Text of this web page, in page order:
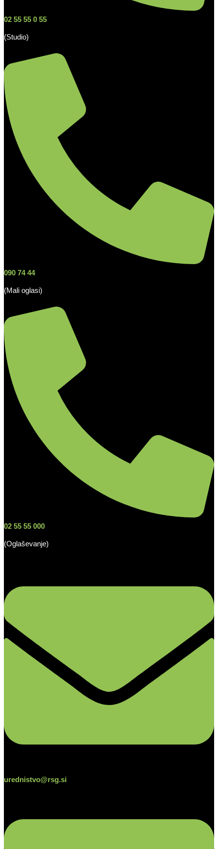
02 55 55 0 55
(Studio)
090 74 44
(Mali oglasi)
02 55 55 000
(Oglaševanje)
urednistvo@rsg.si